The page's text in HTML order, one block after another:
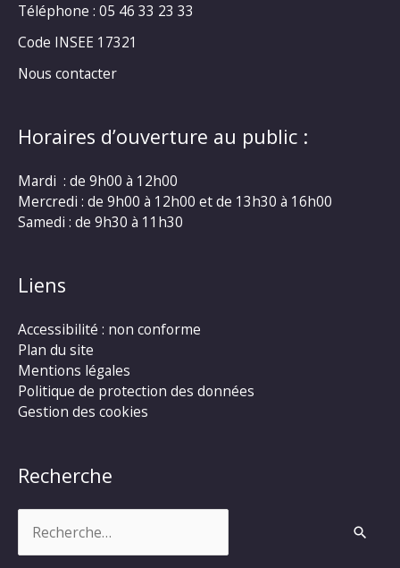
Téléphone : 05 46 33 23 33
Code INSEE 17321
Nous contacter
Horaires d’ouverture au public :
Mardi : de 9h00 à 12h00
Mercredi : de 9h00 à 12h00 et de 13h30 à 16h00
Samedi : de 9h30 à 11h30
Liens
Accessibilité : non conforme
Plan du site
Mentions légales
Politique de protection des données
Gestion des cookies
Recherche